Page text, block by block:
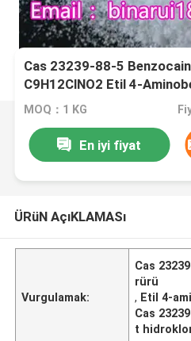
Cas 23239-88-5
C9H12ClNO2 Etil 4-
MOQ：1 KG
En iyi fiyat
ÜRüN AçıKLAMASı
Vurgulamak:
Cas
rürü
, Etil 4-
Cas
t